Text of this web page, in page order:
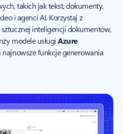
takich jak tekst, dokumenty,
i agenci AI. Korzystaj z
inteligencji dokumentów,
modele usługiAzure
funkcje generowania